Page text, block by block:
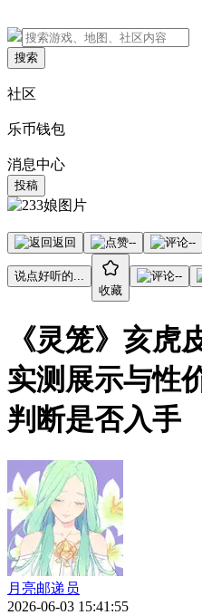
搜索
社区
乐币钱包
消息中心
投稿
返回 -- --
说点好听的...
收藏
--
《灵笼》亥虎
实测展示与性
判断是否入手
月亮邮递员
2026-06-03 15:41:55